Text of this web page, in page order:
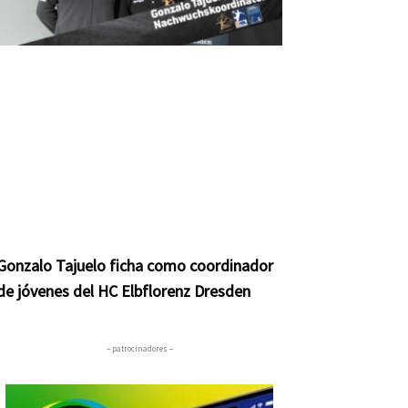
Tajuelo ficha como coordinador
jóvenes del HC Elbflorenz Dresden
– patrocinadores –